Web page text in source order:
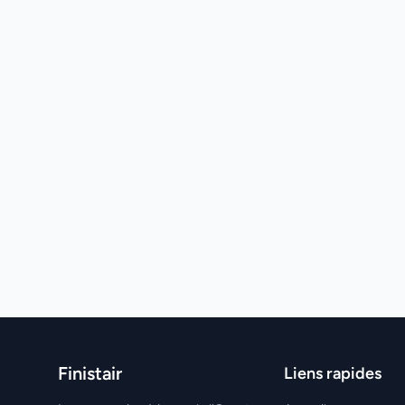
Finistair Liens rapides